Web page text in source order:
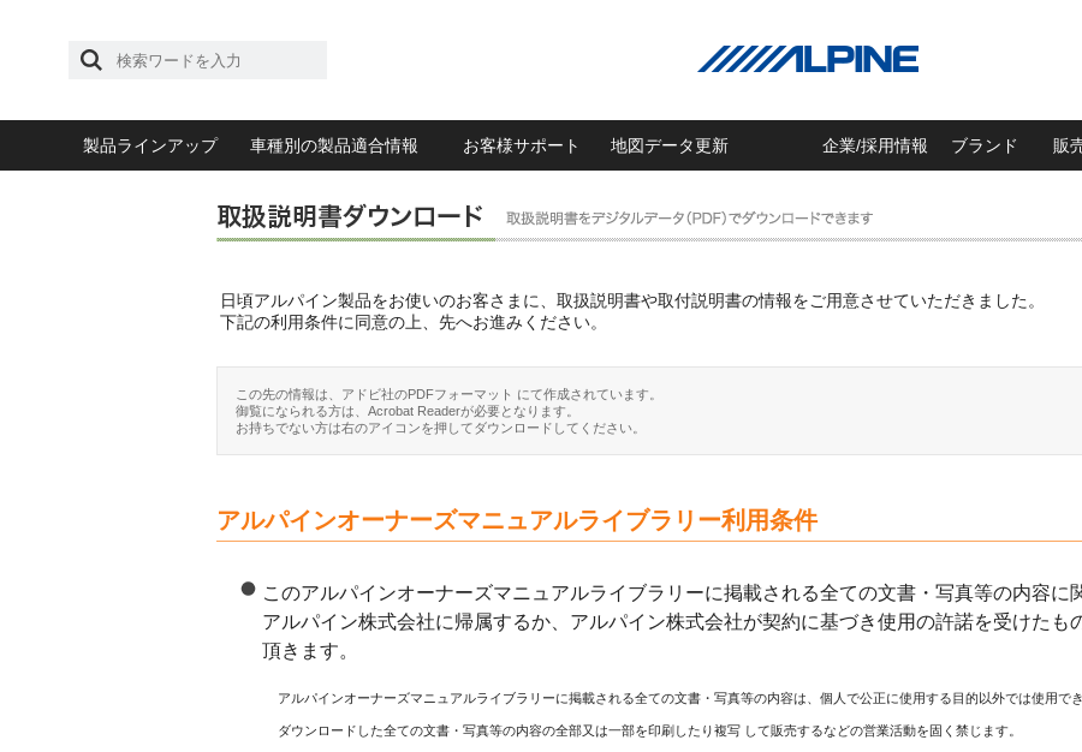
製品ラインアップ 車種別の製品適合情報 お客様サポート 地図データ更新 企業/採用情報 ブランド 販
日頃アルパイン製品をお使いのお客さまに、取扱説明書や取付説明書の情報をご用意させていただきました。
下記の利用条件に同意の上、先へお進みください。
この先の情報は、アドビ社のPDFフォーマット にて作成されています。
御覧になられる方は、Acrobat Readerが必要となります。
お持ちでない方は右のアイコンを押してダウンロードしてください。
アルパインオーナーズマニュアルライブラリー利用条件
このアルパインオーナーズマニュアルライブラリーに掲載される全ての文書・写真等の内容に
アルパイン株式会社に帰属するか、アルパイン株式会社が契約に基づき使用の許諾を受けたも
頂きます。
アルパインオーナーズマニュアルライブラリーに掲載される全ての文書・写真等の内容は、個人で公正に使用する目的以外では使用でき
ダウンロードした全ての文書・写真等の内容の全部又は一部を印刷したり複写 して販売するなどの営業活動を固く禁じます。